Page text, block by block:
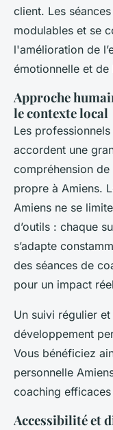
client. Les
modulables et se
l'amélioration de
émotionnelle et
Approche
le contexte local
Les
accordent une
compréhension
propre à Amiens.
Amiens ne se
d’outils : chaque
s’adapte
des séances de
pour un impact
Un suivi régulier
développement
Vous bénéficiez
personnelle
coaching efficaces
Accessibilité et